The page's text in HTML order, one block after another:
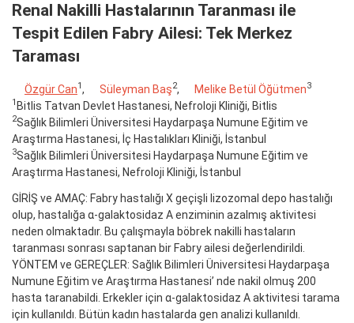
Renal Nakilli Hastalarının Taranması ile
Tespit Edilen Fabry Ailesi: Tek Merkez
Taraması
Özgür Can1 , Süleyman Baş2, Melike Betül Öğütmen3
1 Bitlis Tatvan Devlet Hastanesi, Nefroloji Kliniği, Bitlis
2Sağlık Bilimleri Üniversitesi Haydarpaşa Numune Eğitim ve
Araştırma Hastanesi, İç Hastalıkları Kliniği, İstanbul
3Sağlık Bilimleri Üniversitesi Haydarpaşa Numune Eğitim ve
Araştırma Hastanesi, Nefroloji Kliniği, İstanbul
GİRİŞ ve AMAÇ: Fabry hastalığı X geçişli lizozomal depo hastalığı
olup, hastalığa α-galaktosidaz A enziminin azalmış aktivitesi
neden olmaktadır. Bu çalışmayla böbrek nakilli hastaların
taranması sonrası saptanan bir Fabry ailesi değerlendirildi.
YÖNTEM ve GEREÇLER: Sağlık Bilimleri Üniversitesi Haydarpaşa
Numune Eğitim ve Araştırma Hastanesi’ nde nakil olmuş 200
hasta taranabildi. Erkekler için α-galaktosidaz A aktivitesi tarama
için kullanıldı. Bütün kadın hastalarda gen analizi kullanıldı.